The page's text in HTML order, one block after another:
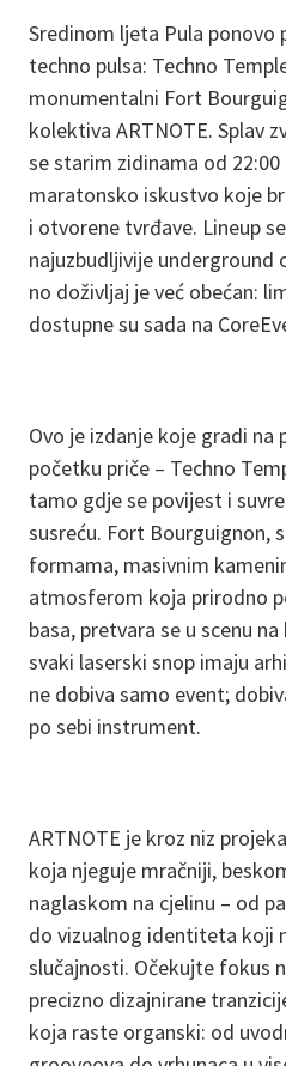
Sredinom ljeta Pula
techno pulsa: Techno
monumentalni Fort
kolektiva ARTNOTE. Splav
se starim zidinama od 22:00
maratonsko iskustvo koje
i otvorene tvrđave. Lineup
najuzbudljivije underground
no doživljaj je već obećan:
dostupne su sada na
Ovo je izdanje koje gradi na
početku priče – Techno
tamo gdje se povijest i
susreću. Fort Bourguignon,
formama, masivnim
atmosferom koja prirodno
basa, pretvara se u scenu
svaki laserski snop imaju
ne dobiva samo event;
po sebi instrument.
ARTNOTE je kroz niz
koja njeguje mračniji,
naglaskom na cjelinu – od
do vizualnog identiteta koji
slučajnosti. Očekujte fokus
precizno dizajnirane
koja raste organski: od